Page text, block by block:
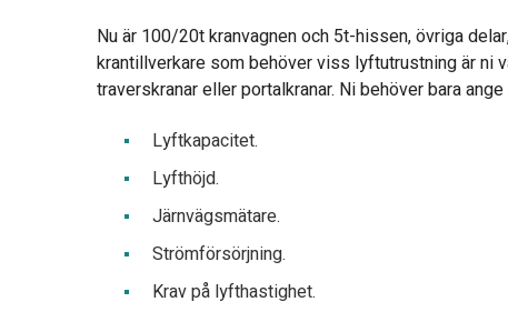
Nu är 100/20t kranvagnen och 5t-hissen, övriga
krantillverkare som behöver viss lyftutrustning är ni
traverskranar eller portalkranar. Ni behöver bara
Lyftkapacitet.
Lyfthöjd.
Järnvägsmätare.
Strömförsörjning.
Krav på lyfthastighet.